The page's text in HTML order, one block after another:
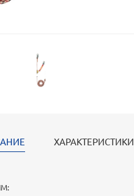
ХАРАКТЕРИСТИКИ